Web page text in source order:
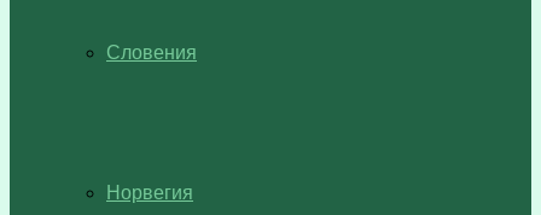
Словения
Норвегия